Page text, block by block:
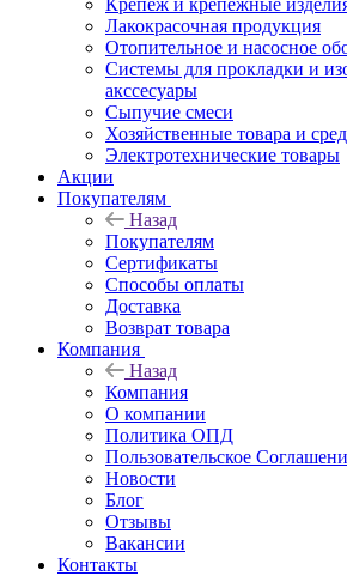
Крепеж и крепежные
Лакокрасочная продукция
Отопительное и насосное
Системы для прокладки и
акссесуары
Сыпучие смеси
Хозяйственные товара и
Электротехнические товары
Акции
Покупателям
Назад
Покупателям
Сертификаты
Способы оплаты
Доставка
Возврат товара
Компания
Назад
Компания
О компании
Политика ОПД
Пользовательское
Новости
Блог
Отзывы
Вакансии
Контакты